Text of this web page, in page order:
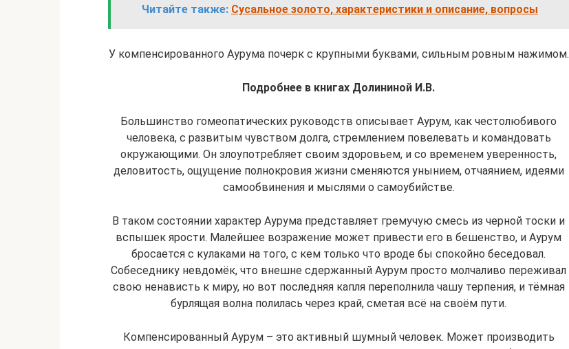
Читайте также: Сусальное золото, характеристики и описание, вопросы
У компенсированного Аурума почерк с крупными буквами, сильным ровным нажимом.
Подробнее в книгах Долининой И.В.
Большинство гомеопатических руководств описывает Аурум, как честолюбивого
человека, с развитым чувством долга, стремлением повелевать и командовать
окружающими. Он злоупотребляет своим здоровьем, и со временем уверенность,
деловитость, ощущение полнокровия жизни сменяются унынием, отчаянием, идеями
самообвинения и мыслями о самоубийстве.
В таком состоянии характер Аурума представляет гремучую смесь из черной тоски и
вспышек ярости. Малейшее возражение может привести его в бешенство, и Аурум
бросается с кулаками на того, с кем только что вроде бы спокойно беседовал.
Собеседнику невдомёк, что внешне сдержанный Аурум просто молчаливо переживал
свою ненависть к миру, но вот последняя капля переполнила чашу терпения, и тёмная
бурлящая волна полилась через край, сметая всё на своём пути.
Компенсированный Аурум – это активный шумный человек. Может производить